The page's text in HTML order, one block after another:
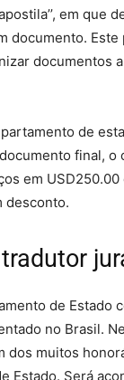
em que
documento.
documentos
de
final, o
em USD250.00
desconto.
de Estado
no Brasil.
dos muitos
Estado. Será